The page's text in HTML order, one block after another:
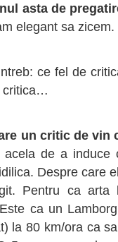
asta de
elegant sa zicem.
ce fel de
critica…
un critic de vin
acela de a induce
Despre care
Pentru ca
ca un
la 80 km/ora ca